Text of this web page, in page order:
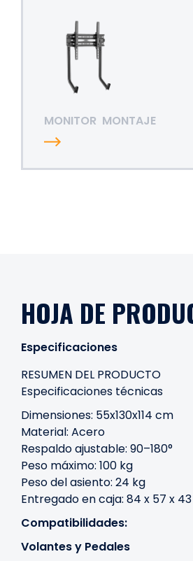
MONITOR MONTAJE
HOJA DE
Especificaciones
RESUMEN DEL PRODUCTO
Especificaciones técnicas
Dimensiones: 55x130x114 cm
Material: Acero
Respaldo ajustable: 90–180°
Peso máximo: 100 kg
Peso del asiento: 24 kg
Entregado en caja: 84 x 57 x
Compatibilidades:
Volantes y Pedales